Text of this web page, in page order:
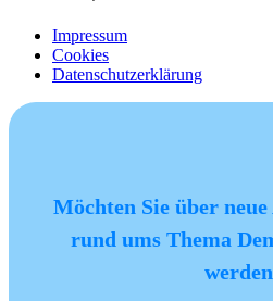
Impressum
Cookies
Datenschutzerklärung
Möchten Sie über
rund ums Thema